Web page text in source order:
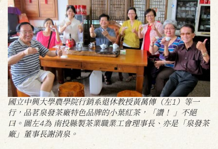
國立中興大學農學院行銷系退休教授黃萬傳（左1）等一
行，品茗泉發茶廠特色品牌的小葉紅茶，「讚！ 」不絕
口。圖左4為 南投縣製茶業職業工會理事長、亦是「泉發茶
廠」董事長謝清泉。